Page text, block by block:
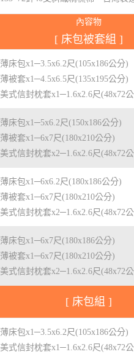
內容物
[ 床包被套組 ]
薄床包x1─3.5x6.2尺(105x186公分)
薄被套x1─4.5x6.5尺(135x195公分)
美式信封枕套x1─1.6x2.6尺(48x72
薄床包x1─5x6.2尺(150x186公分)
薄被套x1─6x7尺(180x210公分)
美式信封枕套x2─1.6x2.6尺(48x72
薄床包x1─6x6.2尺(180x186公分)
薄被套x1─6x7尺(180x210公分)
美式信封枕套x2─1.6x2.6尺(48x72
薄床包x1─6x7尺(180x186公分)
薄被套x1─6x7尺(180x210公分)
美式信封枕套x2─1.6x2.6尺(48x72
[ 床包組 ]
薄床包x1─3.5x6.2尺(105x186公分)
美式信封枕套x1─1.6x2.6尺(48x72